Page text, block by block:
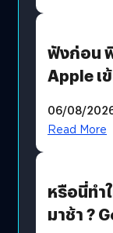
ฟังก่อน
Apple เ
06/08/
Read More
หรือนี่ทำ
มาช้า ?